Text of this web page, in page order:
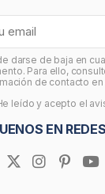
darse de baja en
Para ello,
de contacto
leído y acepto el
EN REDES